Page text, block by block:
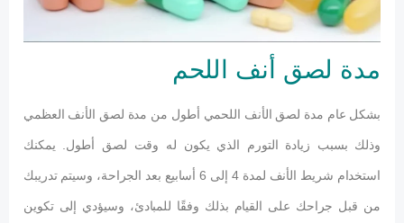
مدة لصق أنف اللحم
بشكل عام مدة لصق الأنف اللحمي أطول من مدة لصق الأنف العظمي
وذلك بسبب زيادة التورم الذي يكون له وقت لصق أطول. يمكنك
استخدام شريط الأنف لمدة 4 إلى 6 أسابيع بعد الجراحة، وسيتم تدريبك
من قبل جراحك على القيام بذلك وفقًا للمبادئ، وسيؤدي إلى تكوين